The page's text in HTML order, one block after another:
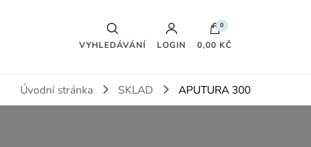
VYHLEDÁVÁNÍ LOGIN
0
0,00 KČ
Úvodní stránka SKLAD APUTURA 300